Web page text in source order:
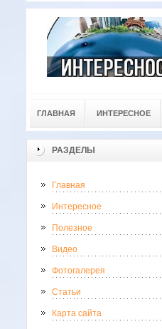
ГЛАВНАЯ ИНТЕРЕСНОЕ
РАЗДЕЛЫ
Главная
Интересное
Полезное
Видео
Фотогалерея
Статьи
Карта сайта